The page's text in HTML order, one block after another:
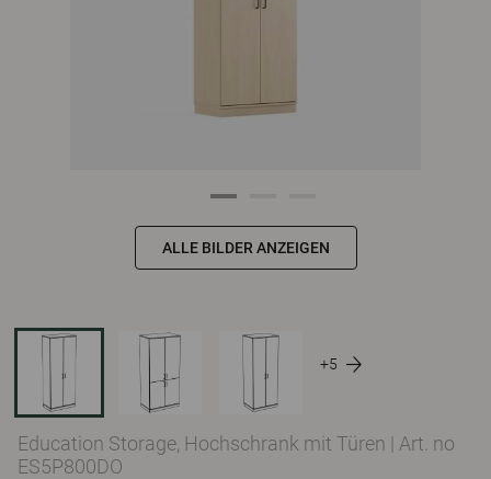
ALLE BILDER ANZEIGEN
+5
Education Storage, Hochschrank mit Türen | Art. no
ES5P800DO